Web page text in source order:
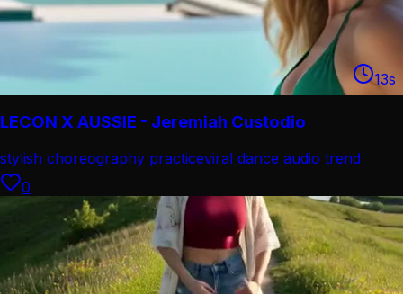
13s
LECON X AUSSIE - Jeremiah Custodio
stylish choreography practiceviral dance audio trend
0